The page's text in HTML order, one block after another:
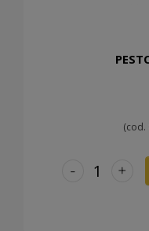
(cod.
+
-